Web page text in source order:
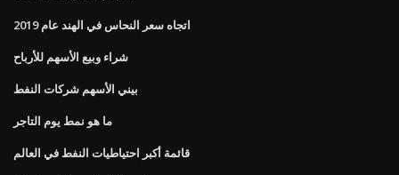
اتجاه سعر النحاس في الهند عام 2019
شراء وبيع الأسهم للأرباح
بيني الأسهم شركات النفط
ما هو نمط يوم التاجر
قائمة أكبر احتياطيات النفط في العالم